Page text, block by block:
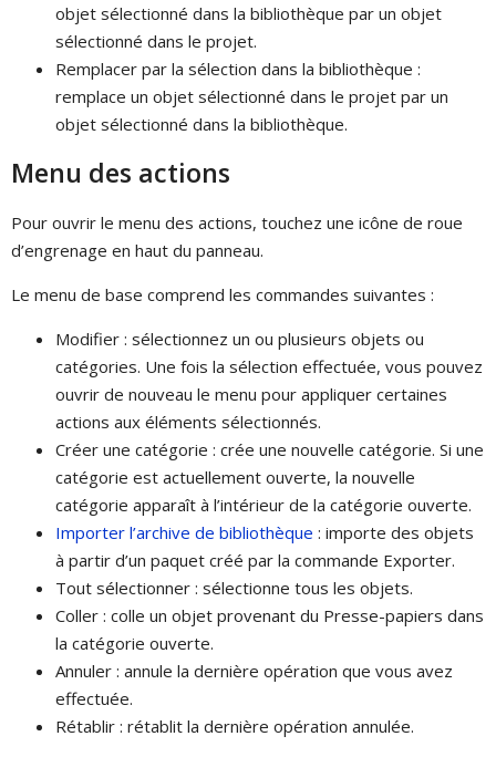
objet sélectionné dans la bibliothèque par un objet
sélectionné dans le projet.
Remplacer par la sélection dans la bibliothèque :
remplace un objet sélectionné dans le projet par un
objet sélectionné dans la bibliothèque.
Menu des actions
Pour ouvrir le menu des actions, touchez une icône de roue
d’engrenage en haut du panneau.
Le menu de base comprend les commandes suivantes :
Modifier : sélectionnez un ou plusieurs objets ou
catégories. Une fois la sélection effectuée, vous pouvez
ouvrir de nouveau le menu pour appliquer certaines
actions aux éléments sélectionnés.
Créer une catégorie : crée une nouvelle catégorie. Si une
catégorie est actuellement ouverte, la nouvelle
catégorie apparaît à l’intérieur de la catégorie ouverte.
Importer l’archive de bibliothèque : importe des objets
à partir d’un paquet créé par la commande Exporter.
Tout sélectionner : sélectionne tous les objets.
Coller : colle un objet provenant du Presse-papiers dans
la catégorie ouverte.
Annuler : annule la dernière opération que vous avez
effectuée.
Rétablir : rétablit la dernière opération annulée.